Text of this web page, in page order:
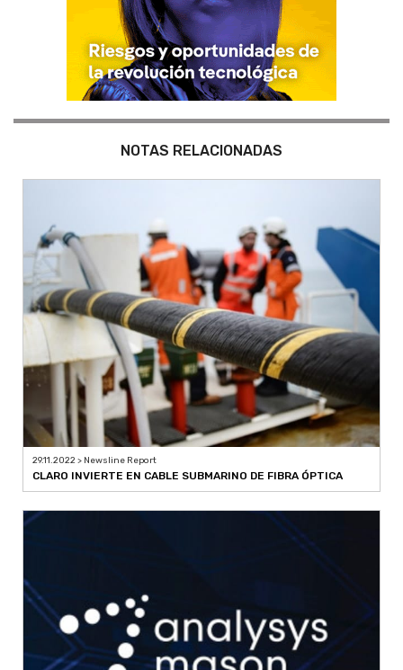
NOTAS RELACIONADAS
29.11.2022 > Newsline Report
CLARO INVIERTE EN CABLE SUBMARINO DE FIBRA ÓPTICA